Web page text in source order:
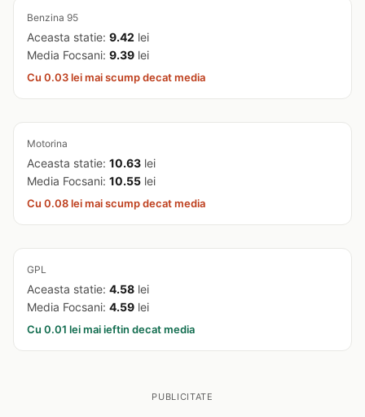
Benzina 95
Aceasta statie: 9.42 lei
Media Focsani: 9.39 lei
Cu 0.03 lei mai scump decat media
Motorina
Aceasta statie: 10.63 lei
Media Focsani: 10.55 lei
Cu 0.08 lei mai scump decat media
GPL
Aceasta statie: 4.58 lei
Media Focsani: 4.59 lei
Cu 0.01 lei mai ieftin decat media
PUBLICITATE